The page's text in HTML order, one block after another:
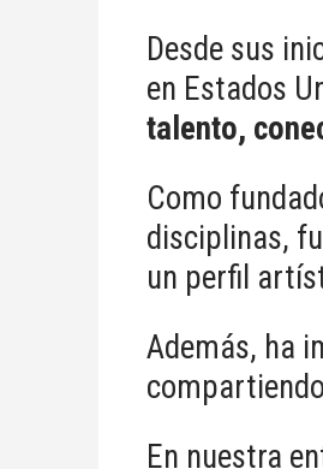
Desde sus
en Estados
talento,
Como
disciplinas,
un perfil
Además, ha
En nuestra